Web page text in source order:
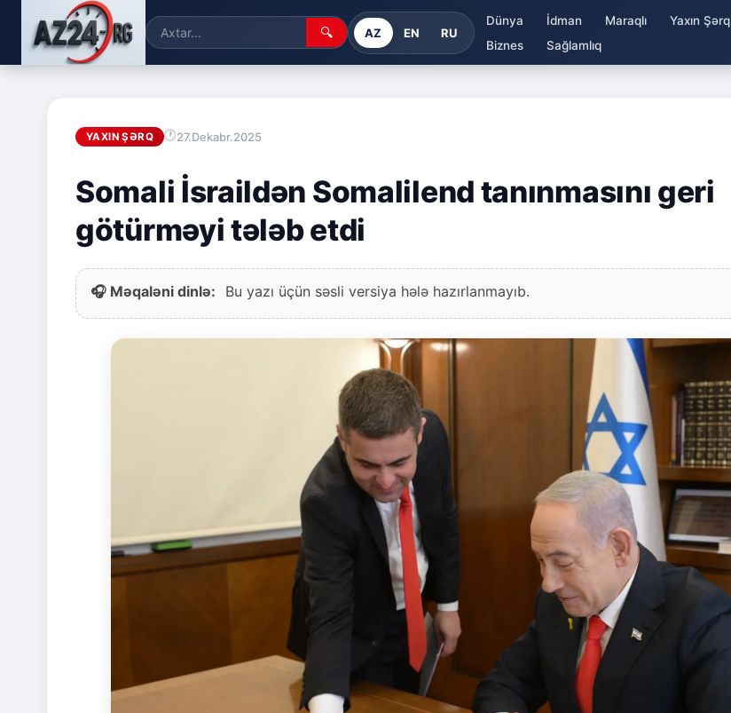
🔍 AZ EN RU
Dünya İdman Maraqlı Yaxın Şərq
Biznes
Sağlamlıq
YAXIN ŞƏRQ 27.Dekabr.2025
Somali İsraildən Somalilend tanınmasını geri
götürməyi tələb etdi
🎧 Məqaləni dinlə: Bu yazı üçün səsli versiya hələ hazırlanmayıb.